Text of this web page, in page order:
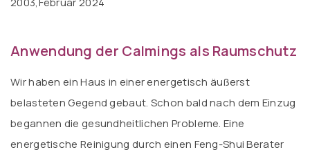
Anwendung der Calmings als Raumschutz
Wir haben ein Haus in einer energetisch äußerst
belasteten Gegend gebaut. Schon bald nach dem Einzug
begannen die gesundheitlichen Probleme. Eine
energetische Reinigung durch einen Feng-Shui Berater